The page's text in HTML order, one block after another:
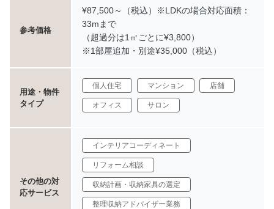
参考価格
¥87,500～（税込）※LDKの場合対応面積：
33mまで
（超過分は1㎡ごとに¥3,800）
※1部屋追加・別途¥35,000（税込）
用途・物件
タイプ
個人住宅 マンション 店舗
オフィス サロン
その他の対
応サービス
インテリアコーディネート
リフォーム相談
収納計画・収納家具の選定
整理収納アドバイザー業務